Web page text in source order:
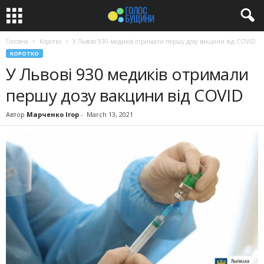
Головна Коротко У Львові 930 медиків отримали першу дозу вакцини від COVID
КОРОТКО
У Львові 930 медиків отримали
першу дозу вакцини від COVID
Автор Марченко Ігор - March 13, 2021